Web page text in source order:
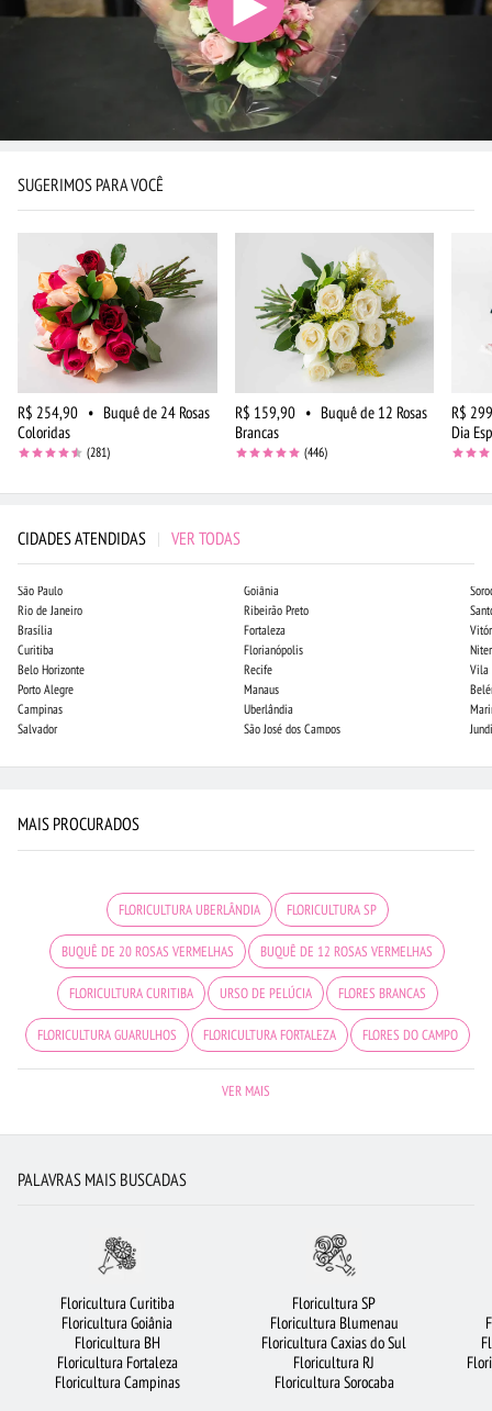
SUGERIMOS PARA VOCÊ
R$ 254,90 • Buquê de 24 Rosas
Coloridas
(281)
R$ 159,90 • Buquê de 12 Rosas
Brancas
(446)
R$
Dia
CIDADES ATENDIDAS | VER TODAS
São Paulo
Rio de Janeiro
Brasília
Curitiba
Belo Horizonte
Porto Alegre
Campinas
Salvador
Goiânia
Ribeirão Preto
Fortaleza
Florianópolis
Recife
Manaus
Uberlândia
São José dos Campos
Vila
MAIS PROCURADOS
FLORICULTURA UBERLÂNDIA FLORICULTURA SP
BUQUÊ DE 20 ROSAS VERMELHAS BUQUÊ DE 12 ROSAS VERMELHAS
FLORICULTURA CURITIBA URSO DE PELÚCIA FLORES BRANCAS
FLORICULTURA GUARULHOS FLORICULTURA FORTALEZA FLORES DO CAMPO
BUQUÊS DE FLORES LÍRIO
FLORICULTURA MANAUS FLORICULTURA BARUERI FLORES VERMELHAS
FLORICULTURA RIBEIRÃO PRETO FLORICULTURA JOÃO PESSOA
VER MAIS
PALAVRAS MAIS BUSCADAS
Floricultura Curitiba
Floricultura Goiânia
Floricultura BH
Floricultura Fortaleza
Floricultura Campinas
Floricultura SP
Floricultura Blumenau
Floricultura Caxias do Sul
Floricultura RJ
Floricultura Sorocaba